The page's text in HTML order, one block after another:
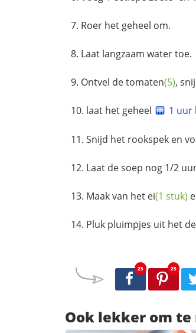
Roer het geheel om.
Laat langzaam water toe.
Ontvel detomaten(5),
laat het geheel 1 uur
Snijd het rookspek en
Laat de soep nog 1/2
Maak van het ei(1 stuk)
Pluk pluimpjes uit het
25 25
Ook lekker om te